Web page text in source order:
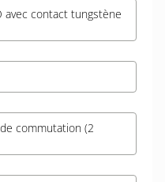
avec contact tungstène
commutation (2